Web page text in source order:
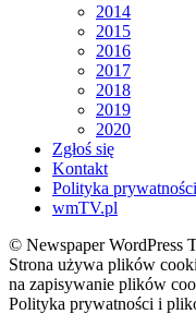
2014
2015
2016
2017
2018
2019
2020
Zgłoś się
Kontakt
Polityka prywatności
wmTV.pl
© Newspaper WordPress
Strona używa plików
na zapisywanie plików
Polityka prywatności i